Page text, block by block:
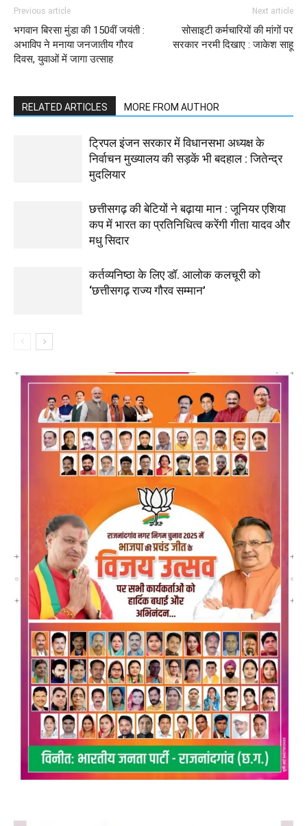
Previous article
भगवान बिरसा मुंडा की 150वीं जयंती :
अभाविप ने मनाया जनजातीय गौरव
दिवस, युवाओं में जागा उत्साह
Next article
सोसाइटी कर्मचारियों की मांगों पर
सरकार नरमी दिखाए : जाकेश साहू
RELATED ARTICLES MORE FROM AUTHOR
ट्रिपल इंजन सरकार में विधानसभा अध्यक्ष के
निर्वाचन मुख्यालय की सड़कें भी बदहाल : जितेन्द्र
मुदलियार
छत्तीसगढ़ की बेटियों ने बढ़ाया मान : जूनियर एशिया
कप में भारत का प्रतिनिधित्व करेंगी गीता यादव और
मधु सिदार
कर्तव्यनिष्ठा के लिए डॉ. आलोक कलचूरी को
‘छत्तीसगढ़ राज्य गौरव सम्मान’